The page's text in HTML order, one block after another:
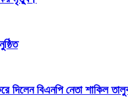
দিলেন বিএনপি নেতা শাকিল